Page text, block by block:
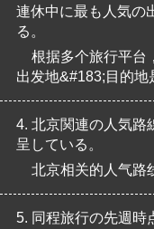
連休中に最も人気の
る。
根据多个旅行平台
出发地&#183;目的地
4. 北京関連の人気路
呈している。
北京相关的人气路
5. 同程旅行の先週時